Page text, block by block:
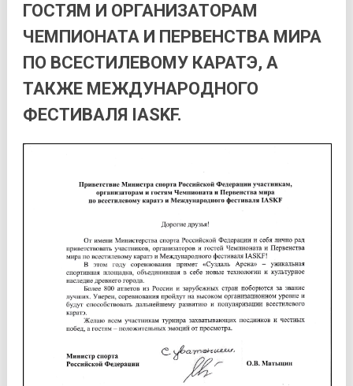
ГОСТЯМ И ОРГАНИЗАТОРАМ
ЧЕМПИОНАТА И ПЕРВЕНСТВА МИРА
ПО ВСЕСТИЛЕВОМУ КАРАТЭ, А
ТАКЖЕ МЕЖДУНАРОДНОГО
ФЕСТИВАЛЯ IASKF.